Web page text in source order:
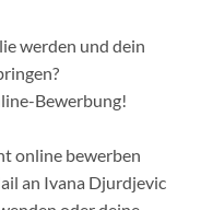
werden und dein
Bewerbung!
online bewerben
an Ivana Djurdjevic